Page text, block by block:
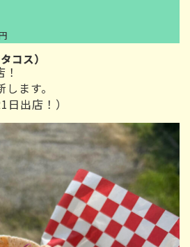
コス）
ます。
日出店！）